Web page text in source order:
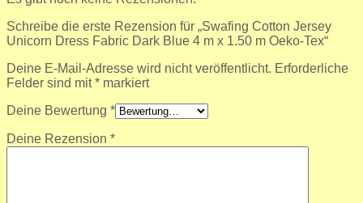
Schreibe die erste Rezension für „Swafing Cotton Jersey
Unicorn Dress Fabric Dark Blue 4 m x 1.50 m Oeko-Tex“
Deine E-Mail-Adresse wird nicht veröffentlicht. Erforderliche
Felder sind mit* markiert
Deine Bewertung *
Deine Rezension *